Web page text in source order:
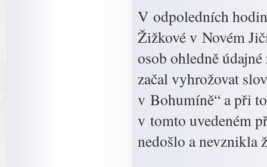
V odpoledních
Žižkové v Novém
osob ohledně
začal vyhrožovat
v Bohumíně“ a při
v tomto uvedeném
nedošlo a nevznikla